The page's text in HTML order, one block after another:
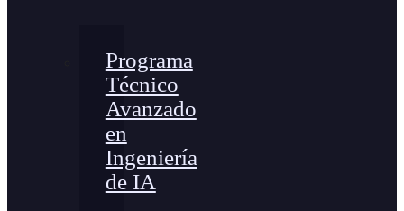
Programa
Técnico
Avanzado
en
Ingeniería
de IA